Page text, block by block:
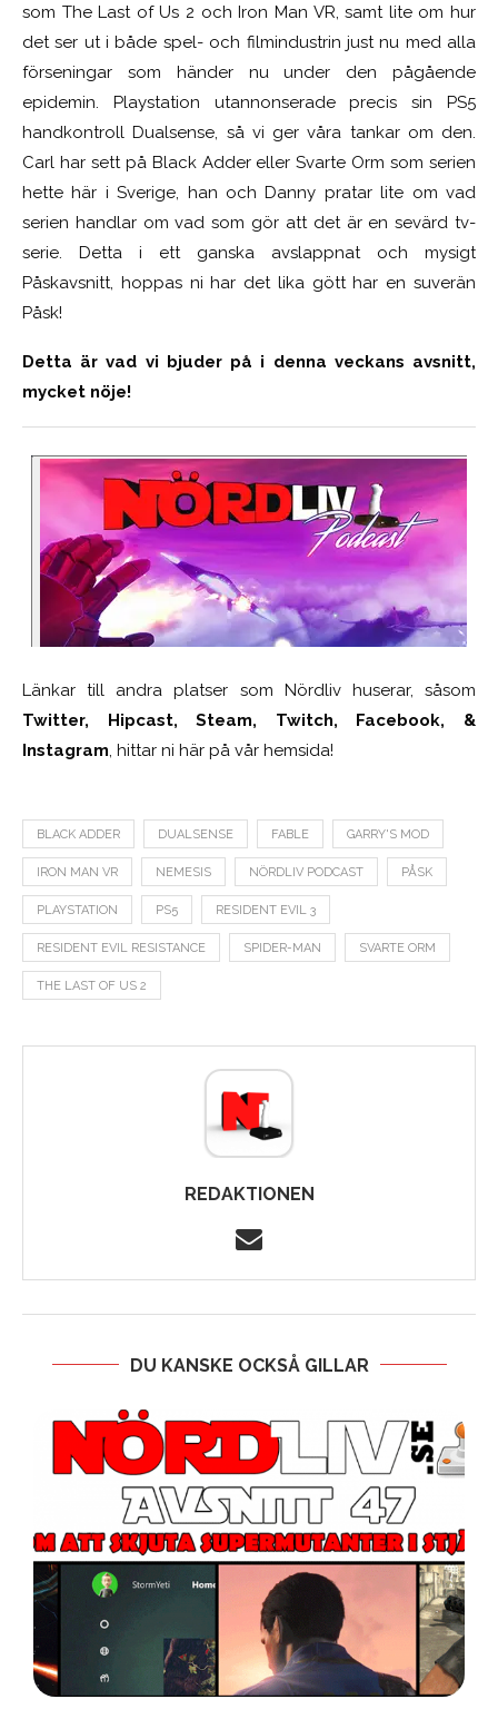
som The Last of Us 2 och Iron Man VR, samt lite om hur
det ser ut i både spel- och filmindustrin just nu med alla
förseningar som händer nu under den pågående
epidemin. Playstation utannonserade precis sin PS5
handkontroll Dualsense, så vi ger våra tankar om den.
Carl har sett på Black Adder eller Svarte Orm som serien
hette här i Sverige, han och Danny pratar lite om vad
serien handlar om vad som gör att det är en sevärd tv-
serie. Detta i ett ganska avslappnat och mysigt
Påskavsnitt, hoppas ni har det lika gött har en suverän
Påsk!
Detta är vad vi bjuder på i denna veckans avsnitt,
mycket nöje!
Länkar till andra platser som Nördliv huserar, såsom
Twitter, Hipcast, Steam, Twitch, Facebook, &
Instagram, hittar ni här på vår hemsida!
BLACK ADDER DUALSENSE FABLE GARRY'S MOD
IRON MAN VR NEMESIS NÖRDLIV PODCAST PÅSK
PLAYSTATION PS5 RESIDENT EVIL 3
RESIDENT EVIL RESISTANCE SPIDER-MAN SVARTE ORM
THE LAST OF US 2
REDAKTIONEN
DU KANSKE OCKSÅ GILLAR